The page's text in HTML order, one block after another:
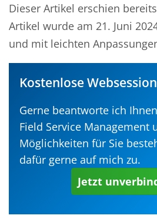
Dieser Artikel erschien
Artikel wurde am 21. Juni
und mit leichten
Kostenlose Websession
Gerne beantworte ich
Field Service Management
Möglichkeiten für Sie
dafür gerne auf mich zu.
Jetzt